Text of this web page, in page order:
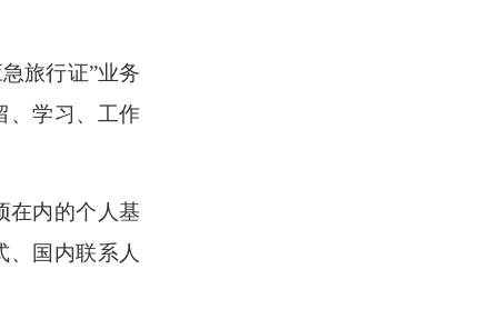
旅行证”业务
、学习、工作
在内的个人基
国内联系人